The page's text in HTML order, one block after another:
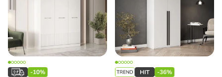
-10% -36%